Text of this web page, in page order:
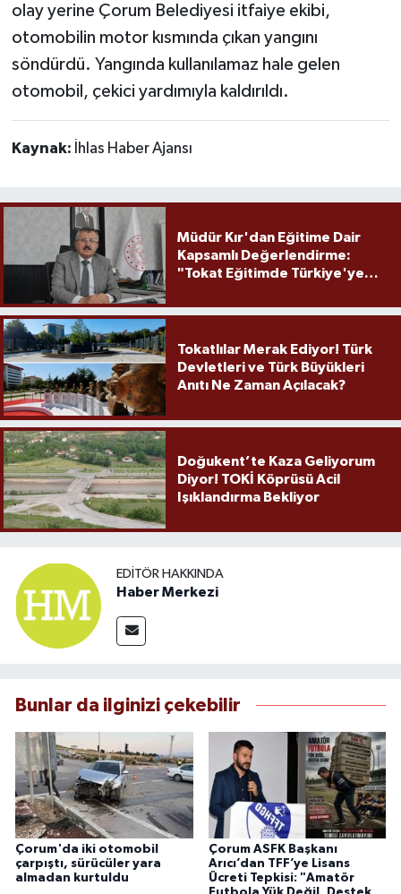
olay yerine Çorum Belediyesi itfaiye ekibi,
otomobilin motor kısmında çıkan yangını
söndürdü. Yangında kullanılamaz hale gelen
otomobil, çekici yardımıyla kaldırıldı.
Kaynak: İhlas Haber Ajansı
Müdür Kır'dan Eğitime Dair
Kapsamlı Değerlendirme:
"Tokat Eğitimde Türkiye'ye
Tokatlılar Merak Ediyor! Türk
Devletleri ve Türk Büyükleri
Anıtı Ne Zaman Açılacak?
Doğukent’te Kaza Geliyorum
Diyor! TOKİ Köprüsü Acil
Işıklandırma Bekliyor
EDITÖR HAKKINDA
Haber Merkezi
Bunlar da ilginizi çekebilir
Çorum'da iki otomobil
çarpıştı, sürücüler yara
almadan kurtuldu
Çorum ASFK Başkanı
Arıcı’dan TFF’ye Lisans
Ücreti Tepkisi: "Amatör